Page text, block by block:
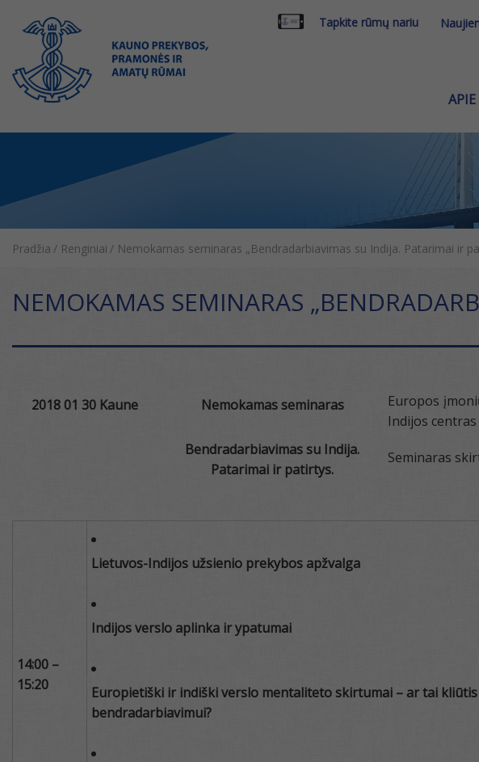
Tapkite rūmų nariu
APIE
Pradžia / Renginiai / Nemokamas seminaras „Bendradarbiavimas su Indija. Patarimai ir
NEMOKAMAS SEMINARAS
2018 01 30 Kaune Nemokamas seminaras
Bendradarbiavimas su Indija.
Patarimai ir patirtys.
Europos
Indijos centras
Seminaras
14:00 –
15:20
Lietuvos-Indijos užsienio prekybos apžvalga
Indijos verslo aplinka ir ypatumai
Europietiški ir indiški verslo mentaliteto skirtumai – ar tai kliūtis
bendradarbiavimui?